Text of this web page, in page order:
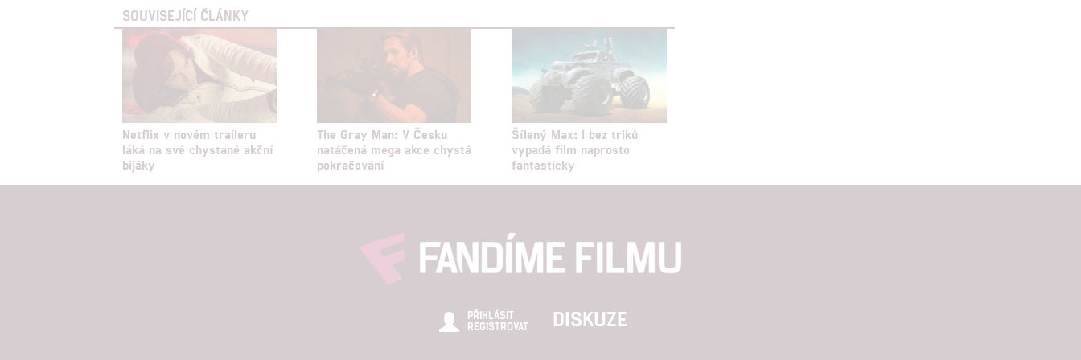
SOUVISEJÍCÍ ČLÁNKY
Netflix v novém traileru
láká na své chystané akční
bijáky
The Gray Man: V Česku
natáčená mega akce chystá
pokračování
Šílený Max: I bez triků
vypadá film naprosto
fantasticky
PŘIHLÁSIT
REGISTROVAT
DISKUZE